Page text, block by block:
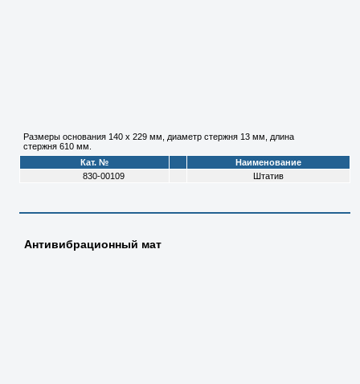
Размеры основания 140 х 229 мм, диаметр стержня 13 мм, длина
стержня 610 мм.
Кат. №
Наименование
830-00109
Штатив
Антивибрационный мат